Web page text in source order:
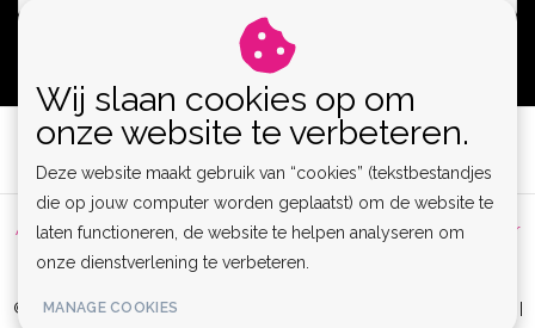
Algemene voorwaarden | Privacy Policy | Sitemap |
Disclaimer
RSS Feed
© Copyright 2026 - Lamor | Clubwear, Lingerie & Kinky Fashion XS-6XL |
Wij slaan cookies op om
onze website te verbeteren.
Deze website maakt gebruik van “cookies” (tekstbestandjes
die op jouw computer worden geplaatst) om de website te
laten functioneren, de website te helpen analyseren om
onze dienstverlening te verbeteren.
MANAGE COOKIES